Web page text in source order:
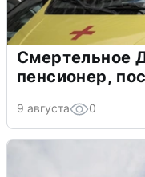
Смертельное
пенсионер,
9 августа 0